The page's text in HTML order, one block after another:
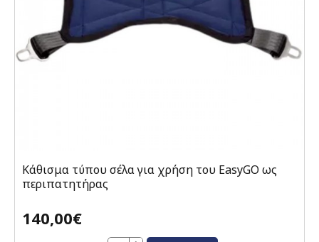
Κάθισμα τύπου σέλα για χρήση του EasyGO ως
περιπατητήρας
140,00€